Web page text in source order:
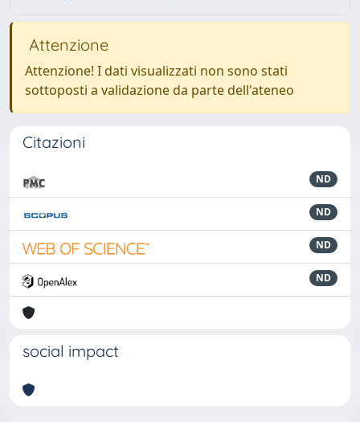
Attenzione
Attenzione! I dati visualizzati non sono stati
sottoposti a validazione da parte dell'ateneo
Citazioni
ND
ND
ND
ND
social impact